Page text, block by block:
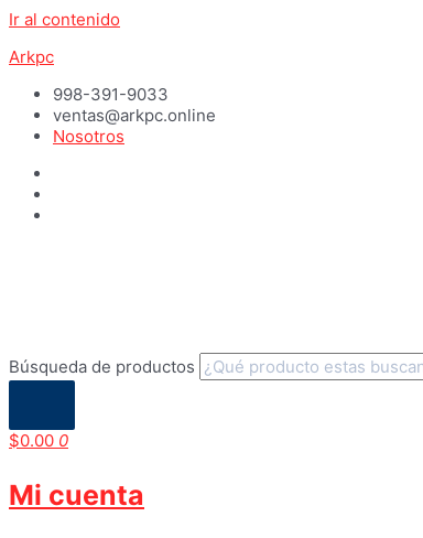
Ir al contenido
Arkpc
998-391-9033
ventas@arkpc.online
Nosotros
Búsqueda de productos
$0.00 0
Mi cuenta